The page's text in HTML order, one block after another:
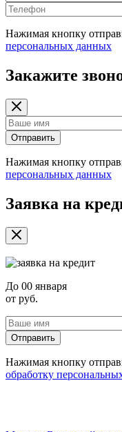
Нажимая кнопку
персональных данных
Закажите
Отправить
Нажимая кнопку
персональных данных
Заявка на
До 00 января
от руб.
Отправить
Нажимая кнопку
обработку